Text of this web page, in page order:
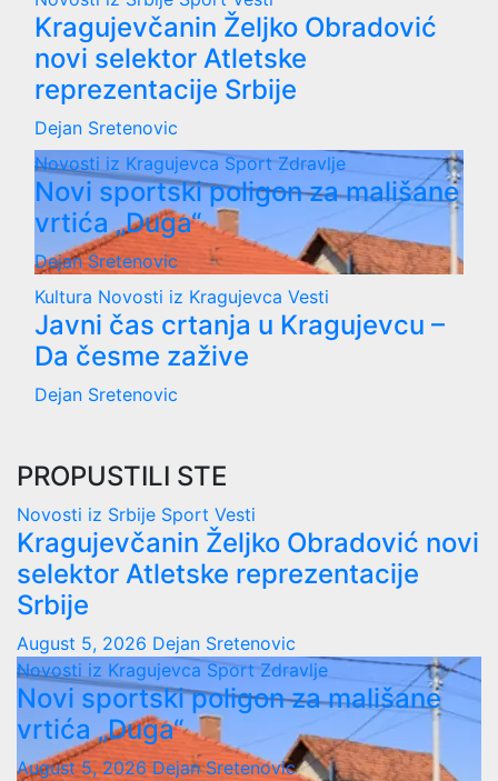
Kragujevčanin Željko Obradović
novi selektor Atletske
reprezentacije Srbije
Dejan Sretenovic
Novosti iz KragujevcaSport Zdravlje
Novi sportski poligon za mališane
vrtića „Duga“
Dejan Sretenovic
Kultura Novosti iz Kragujevca Vesti
Javni čas crtanja u Kragujevcu –
Da česme zažive
Dejan Sretenovic
PROPUSTILI STE
Novosti iz Srbije Sport Vesti
Kragujevčanin Željko Obradović novi
selektor Atletske reprezentacije
Srbije
August 5, 2026 Dejan Sretenovic
Novosti iz KragujevcaSport Zdravlje
Novi sportski poligon za mališane
vrtića „Duga“
August 5, 2026 Dejan Sretenovic